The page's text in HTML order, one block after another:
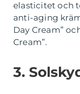
elasticitet och
anti-aging
Day Cream”
Cream”.
3.